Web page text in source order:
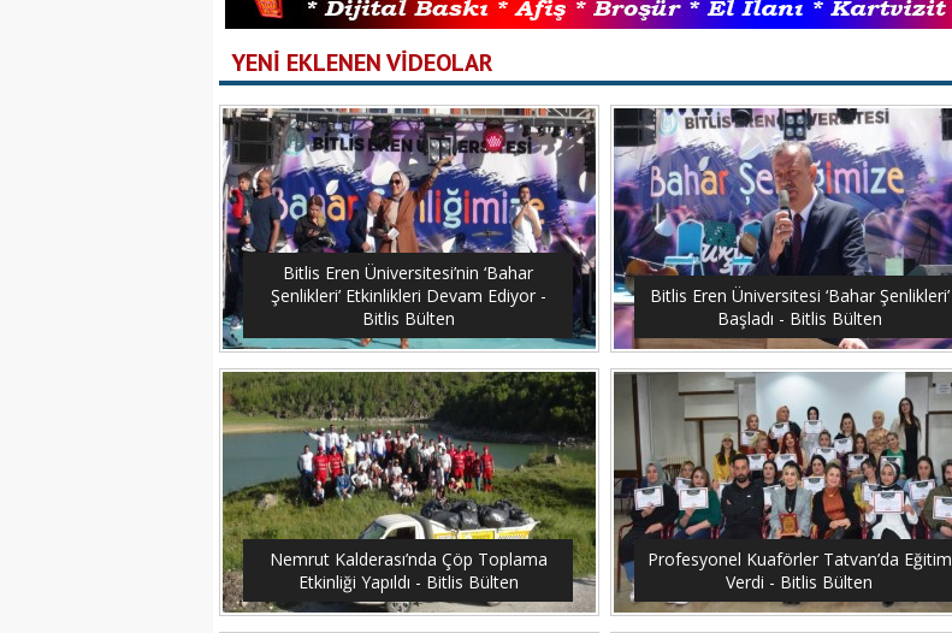
YENİ EKLENEN VİDEOLAR
Bitlis Eren Üniversitesi’nin ‘Bahar
Şenlikleri’ Etkinlikleri Devam Ediyor -
Bitlis Bülten
Bitlis Eren Üniversitesi ‘Bahar Şenlikleri’
Başladı - Bitlis Bülten
Nemrut Kalderası’nda Çöp Toplama
Etkinliği Yapıldı - Bitlis Bülten
Profesyonel Kuaförler Tatvan’da Eğitim
Verdi - Bitlis Bülten